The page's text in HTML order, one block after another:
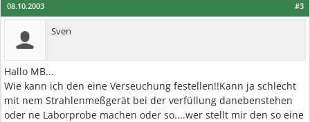
#3
08.10.2003
Sven
Hallo MB...
Wie kann ich den eine Verseuchung festellen!!Kann ja schlecht
mit nem Strahlenmeßgerät bei der verfüllung danebenstehen
oder ne Laborprobe machen oder so....wer stellt mir den so eine